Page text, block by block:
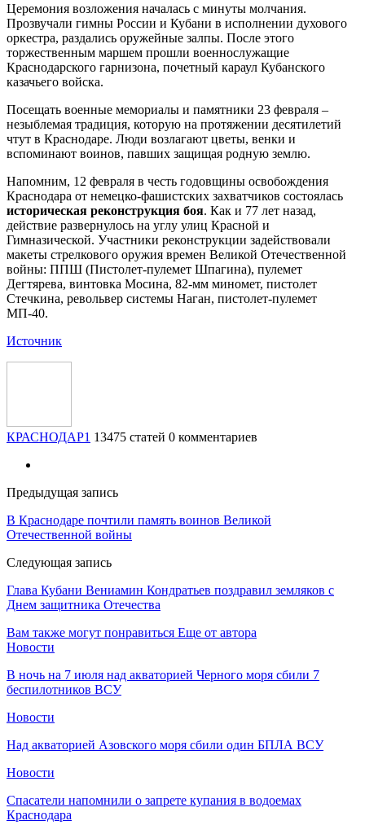
Церемония возложения началась с минуты молчания.
Прозвучали гимны России и Кубани в исполнении духового
оркестра, раздались оружейные залпы. После этого
торжественным маршем прошли военнослужащие
Краснодарского гарнизона, почетный караул Кубанского
казачьего войска.
Посещать военные мемориалы и памятники 23 февраля –
незыблемая традиция, которую на протяжении десятилетий
чтут в Краснодаре. Люди возлагают цветы, венки и
вспоминают воинов, павших защищая родную землю.
Напомним, 12 февраля в честь годовщины освобождения
Краснодара от немецко-фашистских захватчиков состоялась
историческая реконструкция боя. Как и 77 лет назад,
действие развернулось на углу улиц Красной и
Гимназической. Участники реконструкции задействовали
макеты стрелкового оружия времен Великой Отечественной
войны: ППШ (Пистолет-пулемет Шпагина), пулемет
Дегтярева, винтовка Мосина, 82-мм миномет, пистолет
Стечкина, револьвер системы Наган, пистолет-пулемет
МП-40.
Источник
КРАСНОДАР1 13475 статей 0 комментариев
Предыдущая запись
В Краснодаре почтили память воинов Великой
Отечественной войны
Следующая запись
Глава Кубани Вениамин Кондратьев поздравил земляков с
Днем защитника Отечества
Вам также могут понравиться Еще от автора
Новости
В ночь на 7 июля над акваторией Черного моря сбили 7
беспилотников ВСУ
Новости
Над акваторией Азовского моря сбили один БПЛА ВСУ
Новости
Спасатели напомнили о запрете купания в водоемах
Краснодара